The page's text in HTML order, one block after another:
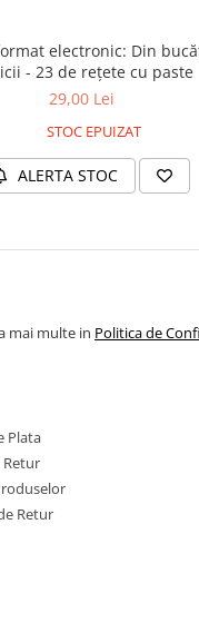
electronic: Din
bunicii - 23 de rețete cu paste
29,00 Lei
STOC EPUIZAT
ALERTA STOC
mai multe in Politica de
Plata
Retur
Retur